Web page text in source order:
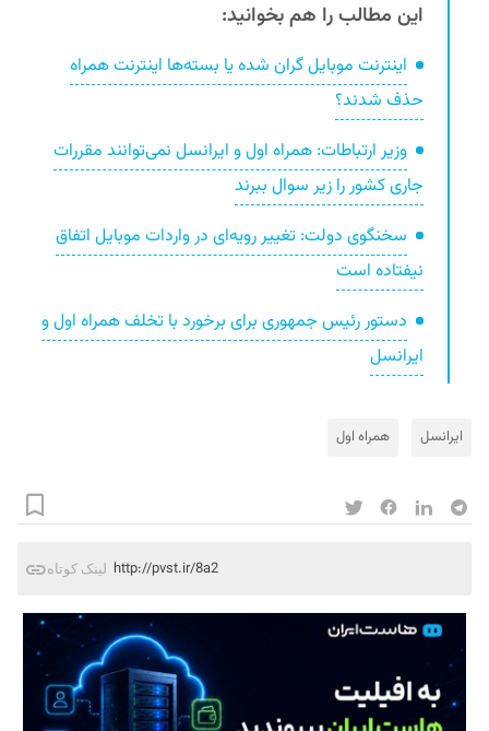
این مطالب را هم بخوانید:
اینترنت موبایل گران شده یا بسته‌ها اینترنت همراه
حذف شدند؟
وزیر ارتباطات: همراه اول و ایرانسل نمی‌توانند مقررات
جاری کشور را زیر سوال ببرند
سخنگوی دولت: تغییر رویه‌ای در واردات موبایل اتفاق
نیفتاده است
دستور رئیس جمهوری برای برخورد با تخلف همراه اول و
ایرانسل
ایرانسل همراه اول
لینک کوتاه http://pvst.ir/8a2